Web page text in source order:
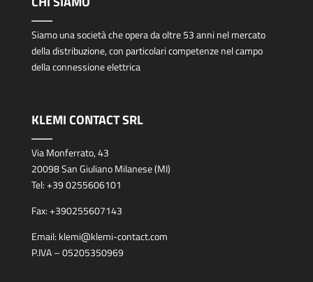
Siamo una società che opera da oltre 53 anni nel mercato
della distribuzione, con particolari competenze nel campo
della connessione elettrica
KLEMI CONTACT SRL
Via Monferrato, 43
20098 San Giuliano Milanese (MI)
Tel:+39 0255606101
Fax:+390255607143
Email: klemi@klemi-contact.com
P.IVA – 05205350969